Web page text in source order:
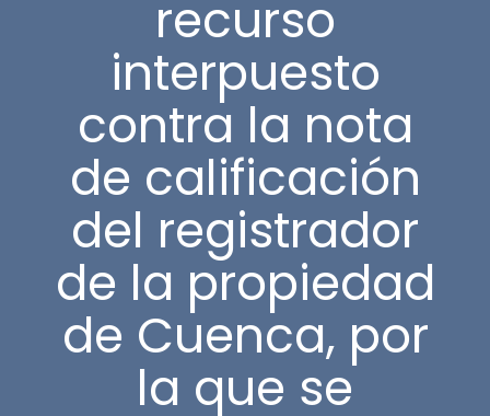
recurso
interpuesto
contra la nota
de calificación
del registrador
de la propiedad
de Cuenca, por
la que se